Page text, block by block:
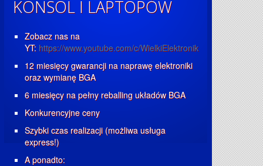
KONSOL I LAPTOPÓW
Zobacz nas na
YT: https://www.youtube.com/c/WielkiElektronik
12 miesięcy gwarancji na naprawę elektroniki
oraz wymianę BGA
6 miesięcy na pełny reballing układów BGA
Konkurencyjne ceny
Szybki czas realizacji (możliwa usługa
express!)
A ponadto: